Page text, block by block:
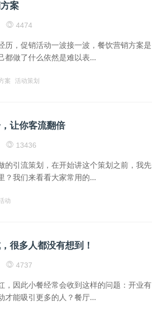
案
4474
历，促销活动一波接一波，餐饮营销方案是
都做了什么依然是难以表...
案 活动策划
让你客流翻倍
13436
的引流策划，在开始讲这个策划之前，我先
？我们来看看大家常用的...
动
很多人都没有想到！
4737
，因此小餐经常会收到这样的问题：开业有
才能吸引更多的人？餐厅...